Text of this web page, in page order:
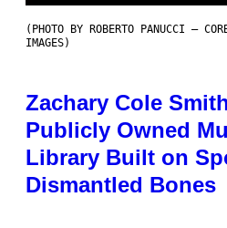
(PHOTO BY ROBERTO PANUCCI –
IMAGES)
Zachary Cole
Publicly Owned
Library Built on
Dismantled Bones